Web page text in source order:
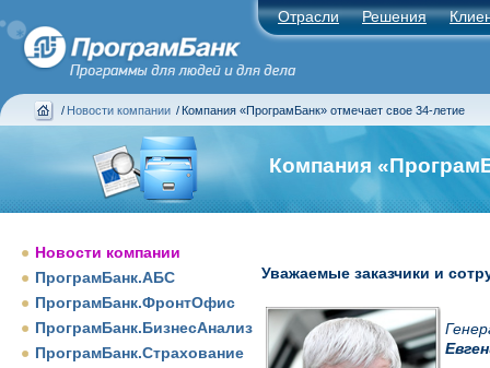
Отрасли Решения
/ Новости компании / Компания «ПрограмБанк» отмечает свое 34-летие
Компания
Новости компании
ПрограмБанк.АБС
ПрограмБанк.ФронтОфис
ПрограмБанк.БизнесАнализ
ПрограмБанк.Страхование
Уважаемые заказчики и